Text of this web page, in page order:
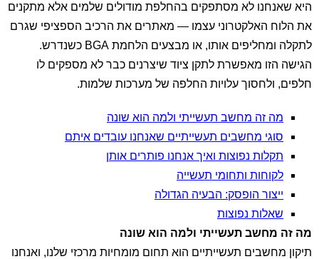
היא שאנחנו לא מסתפקים בהחלפת מודולים שלמים אלא מתקנים
את הלוח האלקטרוני עצמו — מאתרים את הרכיב הספציפי שגרם
לתקלה ומחליפים אותו, או מבצעים הלחמת BGA כשנדרש.
הגישה הזו מאפשרת לתקן ציוד שיצרנים כבר לא מספקים לו
חלפים, ולחסוך עלויות החלפה של מערכות שלמות.
מה זה מחשב תעשייתי ולמה הוא שונה
סוגי מחשבים תעשייתיים שאנחנו עובדים איתם
תקלות נפוצות ואיך אנחנו פותרים אותן
לקוחות ותחומי תעשייה
ייצור הופסק: הבעיה הגדולה
שאלות נפוצות
מה זה מחשב תעשייתי ולמה הוא שונה
תיקון מחשבים תעשייתיים הוא תחום מומחיות מרכזי שלנו, ואנחנו